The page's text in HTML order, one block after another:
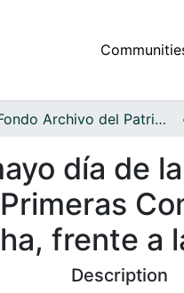
Fondo Archivo del Patrimonio Fotográfico y Fílmico del Valle del Cauca
día de
frente a
Description